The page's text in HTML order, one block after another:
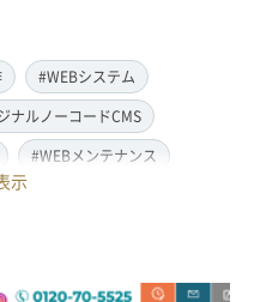
#WEBシステム
ナルノーコードCMS
#WEBメンテナンス
ム
示